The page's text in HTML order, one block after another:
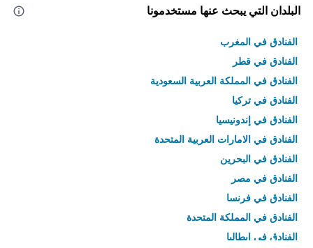
البلدان التي يبحث عنها مستخدمونا
الفنادق في المغرب
الفنادق في قطر
الفنادق في المملكة العربية السعودية
الفنادق في تركيا
الفنادق في إندونيسيا
الفنادق في الامارات العربية المتحدة
الفنادق في البحرين
الفنادق في مصر
الفنادق في فرنسا
الفنادق في المملكة المتحدة
الفنادق في إيطاليا